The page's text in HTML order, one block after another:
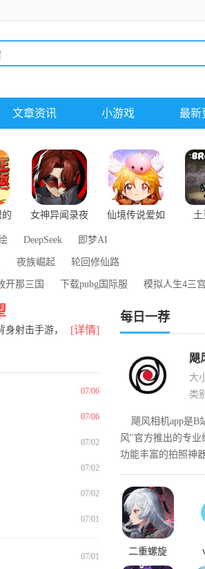
文章资讯 小游戏 最新
女神异闻录夜
仙境传说爱如
土
DeepSeek 即梦AI
夜族崛起 轮回修仙路
开那三国 下载pubg国际服 模拟人生4三
射击手游，
挥官，带领
[详情]
07/06
07/06
07/02
07/02
07/02
07/01
07/01
每日一荐
飓
大
类
飓风相机app是B
风"官方推出的专业
功能丰富的拍照神
二重螺旋